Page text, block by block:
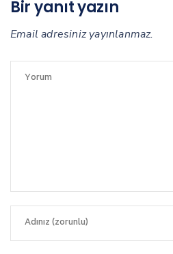
Bir yanıt yazın
Email adresiniz yayınlanmaz.